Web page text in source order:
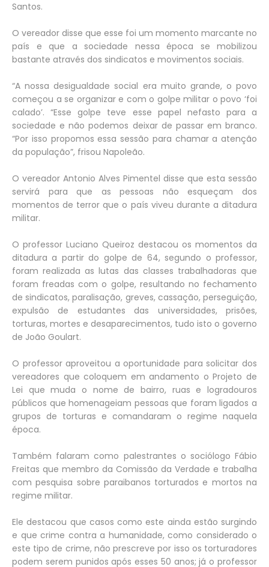
Santos.
O vereador disse que esse foi um momento marcante no
país e que a sociedade nessa época se mobilizou
bastante através dos sindicatos e movimentos sociais.
“A nossa desigualdade social era muito grande, o povo
começou a se organizar e com o golpe militar o povo ‘foi
calado’. “Esse golpe teve esse papel nefasto para a
sociedade e não podemos deixar de passar em branco.
“Por isso propomos essa sessão para chamar a atenção
da população”, frisou Napoleão.
O vereador Antonio Alves Pimentel disse que esta sessão
servirá para que as pessoas não esqueçam dos
momentos de terror que o país viveu durante a ditadura
militar.
O professor Luciano Queiroz destacou os momentos da
ditadura a partir do golpe de 64, segundo o professor,
foram realizada as lutas das classes trabalhadoras que
foram freadas com o golpe, resultando no fechamento
de sindicatos, paralisação, greves, cassação, perseguição,
expulsão de estudantes das universidades, prisões,
torturas, mortes e desaparecimentos, tudo isto o governo
de João Goulart.
O professor aproveitou a oportunidade para solicitar dos
vereadores que coloquem em andamento o Projeto de
Lei que muda o nome de bairro, ruas e logradouros
públicos que homenageiam pessoas que foram ligados a
grupos de torturas e comandaram o regime naquela
época.
Também falaram como palestrantes o sociólogo Fábio
Freitas que membro da Comissão da Verdade e trabalha
com pesquisa sobre paraibanos torturados e mortos na
regime militar.
Ele destacou que casos como este ainda estão surgindo
e que crime contra a humanidade, como considerado o
este tipo de crime, não prescreve por isso os torturadores
podem serem punidos após esses 50 anos; já o professor